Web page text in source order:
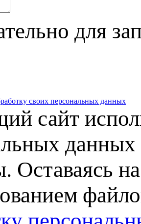
для
своих персональных данных
сайт
данных
Оставаясь